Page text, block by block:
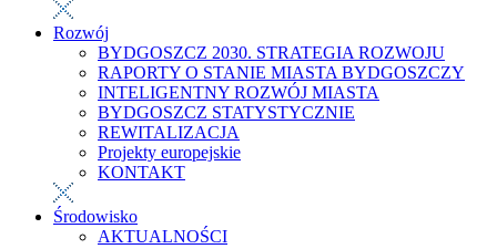
Rozwój
BYDGOSZCZ 2030. STRATEGIA ROZWOJU
RAPORTY O STANIE MIASTA BYDGOSZCZY
INTELIGENTNY ROZWÓJ MIASTA
BYDGOSZCZ STATYSTYCZNIE
REWITALIZACJA
Projekty europejskie
KONTAKT
Środowisko
AKTUALNOŚCI